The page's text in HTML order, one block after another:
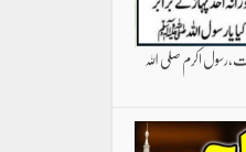
اکرم صلی اللہ